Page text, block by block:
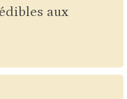
aux